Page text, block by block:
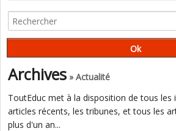
D’ÉLITISME" (ORGANISATIONS SYNDICALES)
Archives » Actualité
ToutEduc met à la disposition de tous les
articles récents, les tribunes, et tous les
plus d'un an...